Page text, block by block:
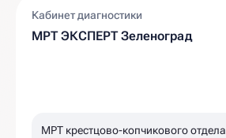
Кабинет диагностики
МРТ ЭКСПЕРТ Зеленоград
МРТ крестцово-копчикового отдела